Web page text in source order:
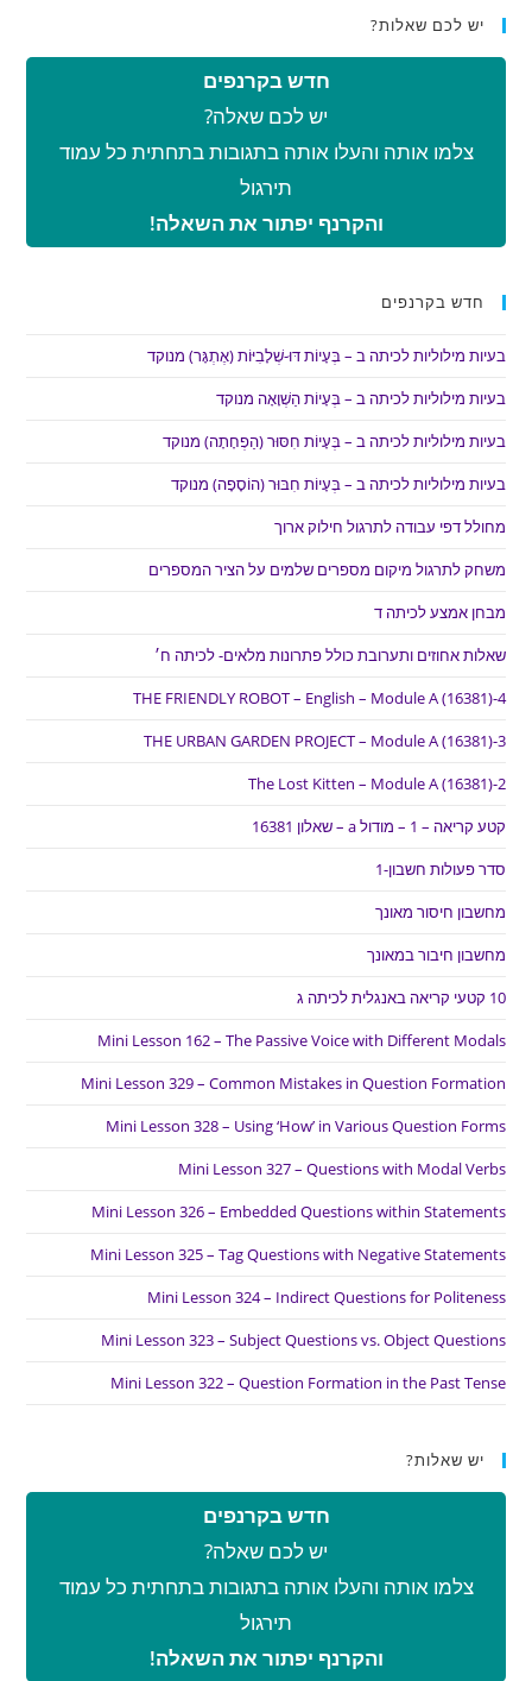
יש לכם שאלות?
חדש בקרנפים
יש לכם שאלה?
צלמו אותה והעלו אותה בתגובות בתחתית כל עמוד
תירגול
והקרנף יפתור את השאלה!
חדש בקרנפים
בעיות מילוליות לכיתה ב – בְּעָיוֹת דּוּ-שְׁלָבִיּוֹת (אֶתְגָּר) מנוקד
בעיות מילוליות לכיתה ב – בְּעָיוֹת הַשְׁוָאָה מנוקד
בעיות מילוליות לכיתה ב – בְּעָיוֹת חִסּוּר (הַפְחָתָה) מנוקד
בעיות מילוליות לכיתה ב – בְּעָיוֹת חִבּוּר (הוֹסָפָה) מנוקד
מחולל דפי עבודה לתרגול חילוק ארוך
משחק לתרגול מיקום מספרים שלמים על הציר המספרים
מבחן אמצע לכיתה ד
שאלות אחוזים ותערובת כולל פתרונות מלאים- לכיתה ח׳
THE FRIENDLY ROBOT – English – Module A (16381)-4
THE URBAN GARDEN PROJECT – Module A (16381)-3
The Lost Kitten – Module A (16381)-2
קטע קריאה – 1 – מודול a – שאלון 16381
סדר פעולות חשבון-1
מחשבון חיסור מאונך
מחשבון חיבור במאונך
10 קטעי קריאה באנגלית לכיתה ג
Mini Lesson 162 – The Passive Voice with Different Modals
Mini Lesson 329 – Common Mistakes in Question Formation
Mini Lesson 328 – Using ‘How’ in Various Question Forms
Mini Lesson 327 – Questions with Modal Verbs
Mini Lesson 326 – Embedded Questions within Statements
Mini Lesson 325 – Tag Questions with Negative Statements
Mini Lesson 324 – Indirect Questions for Politeness
Mini Lesson 323 – Subject Questions vs. Object Questions
Mini Lesson 322 – Question Formation in the Past Tense
יש שאלות?
חדש בקרנפים
יש לכם שאלה?
צלמו אותה והעלו אותה בתגובות בתחתית כל עמוד
תירגול
והקרנף יפתור את השאלה!